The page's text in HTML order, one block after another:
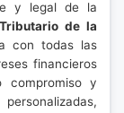
y legal de la
de la
con todas las
financieros
compromiso y